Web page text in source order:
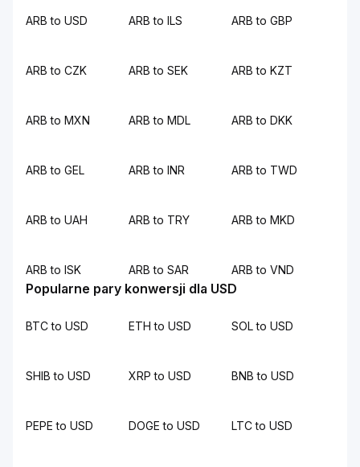
ARB to USD ARB to ILS ARB to GBP
ARB to CZK ARB to SEK ARB to KZT
ARB to MXN ARB to MDL ARB to DKK
ARB to GEL ARB to INR ARB to TWD
ARB to UAH ARB to TRY ARB to MKD
ARB to ISK ARB to SAR ARB to VND
Popularne pary konwersji dla USD
BTC to USD ETH to USD SOL to USD
SHIB to USD XRP to USD BNB to USD
PEPE to USD DOGE to USD LTC to USD